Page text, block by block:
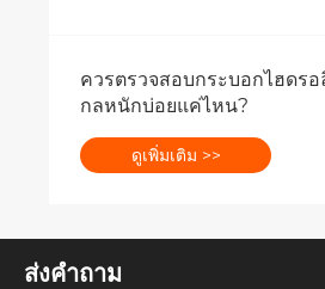
ควรตรวจสอบกระบอกไฮดรอ
กลหนักบ่อยแค่ไหน?
ดูเพิ่มเติม >>
ส่งคำถาม